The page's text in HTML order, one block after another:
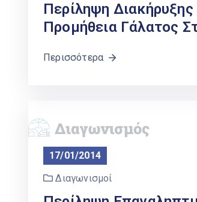
Περίληψη
Προμήθεια Γάλατος
Περισσότερα
17/01/2014
Διαγωνισμοί